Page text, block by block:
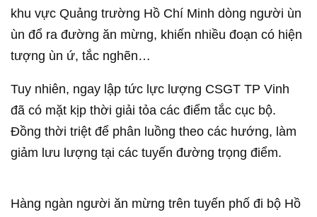
khu vực Quảng trường Hồ Chí Minh dòng người ùn
ùn đổ ra đường ăn mừng, khiến nhiều đoạn có hiện
tượng ùn ứ, tắc nghẽn…
Tuy nhiên, ngay lập tức lực lượng CSGT TP Vinh
đã có mặt kịp thời giải tỏa các điểm tắc cục bộ.
Đồng thời triệt để phân luồng theo các hướng, làm
giảm lưu lượng tại các tuyến đường trọng điểm.
Hàng ngàn người ăn mừng trên tuyến phố đi bộ Hồ